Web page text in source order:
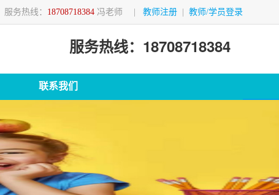
服务热线： 18708718384 冯老师 教师注册 教师/学员登录
服务热线：18708718384
联系我们